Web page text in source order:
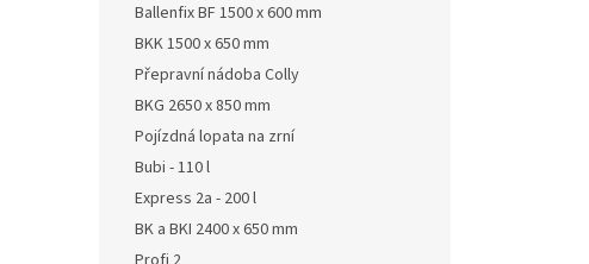
Ballenfix BF 1500 x 600 mm
BKK 1500 x 650 mm
Přepravní nádoba Colly
BKG 2650 x 850 mm
Pojízdná lopata na zrní
Bubi - 110 l
Express 2a - 200 l
BK a BKI 2400 x 650 mm